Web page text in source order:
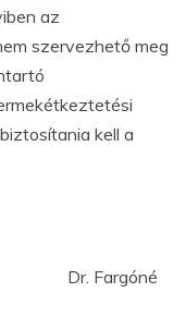
az
szervezhető meg
kell a